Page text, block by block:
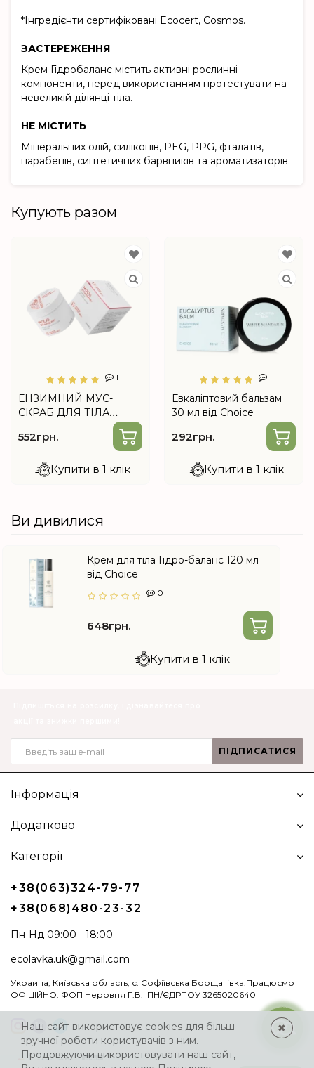
*Інгредієнти сертифіковані Ecocert, Cosmos.
ЗАСТЕРЕЖЕННЯ
Крем Гідробаланс містить активні рослинні
компоненти, перед використанням протестувати на
невеликій ділянці тіла.
НЕ МІСТИТЬ
Мінеральних олій, силіконів, PEG, PPG, фталатів,
парабенів, синтетичних барвників та ароматизаторів.
Купують разом
1
ЕНЗИМНИЙ МУС-
СКРАБ ДЛЯ ТІЛА
«MOOD STRAWBERRY»
від Choice
552грн.
Купити в 1 клік
1
Евкаліптовий бальзам
30 мл від Choice
292грн.
Купити в 1 клік
Ви дивилися
Крем для тіла Гідро-баланс 120 мл
від Choice
0
648грн.
Купити в 1 клік
ПІДПИСАТИСЯ
Інформація
Додатково
Категорії
+38(063)324-79-77
+38(068)480-23-32
Пн-Нд 09:00 - 18:00
ecolavka.uk@gmail.com
Украина, Київська область, с. Софіївська Борщагівка.Працюємо
ОФІЦІЙНО: ФОП Неровня Г.В. ІПН/ЄДРПОУ 3265020640
Наш сайт використовує cookies для більш
зручної роботи користувачів з ним.
Продовжуючи використовувати наш сайт,
✖